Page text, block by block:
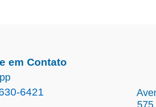
em Contato
6421